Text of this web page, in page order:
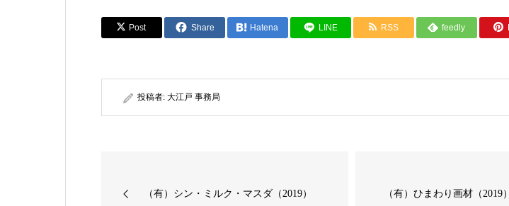
Post Share Hatena LINE RSS feedly
投稿者: 大江戸 事務局
（有）シン・ミルク・マスダ（2019） （有）ひまわり画材（2019）